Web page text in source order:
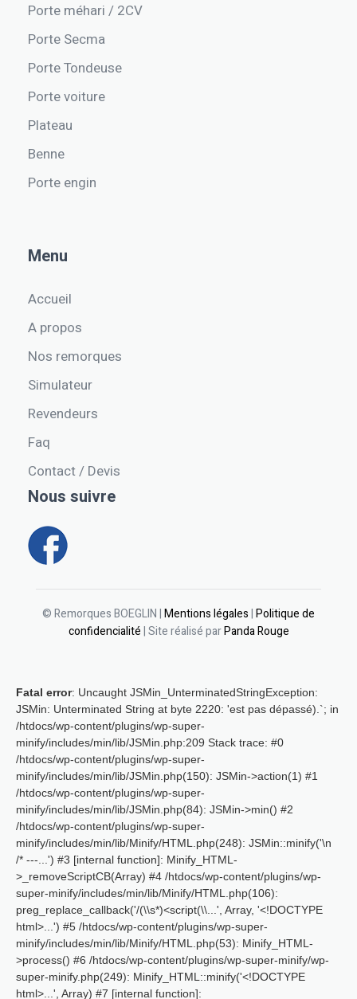
Porte méhari / 2CV
Porte Secma
Porte Tondeuse
Porte voiture
Plateau
Benne
Porte engin
Menu
Accueil
A propos
Nos remorques
Simulateur
Revendeurs
Faq
Contact / Devis
Nous suivre
© Remorques BOEGLIN |Mentions légales|Politique de
confidencialité| Site réalisé parPanda Rouge
Fatal error: Uncaught JSMin_UnterminatedStringException:
JSMin: Unterminated String at byte 2220: 'est pas dépassé).`; in
/htdocs/wp-content/plugins/wp-super-
minify/includes/min/lib/JSMin.php:209 Stack trace: #0
/htdocs/wp-content/plugins/wp-super-
minify/includes/min/lib/JSMin.php(150): JSMin->action(1) #1
/htdocs/wp-content/plugins/wp-super-
minify/includes/min/lib/JSMin.php(84): JSMin->min() #2
/htdocs/wp-content/plugins/wp-super-
minify/includes/min/lib/Minify/HTML.php(248): JSMin::minify('\n
/* ---...') #3 [internal function]: Minify_HTML-
>_removeScriptCB(Array) #4 /htdocs/wp-content/plugins/wp-
super-minify/includes/min/lib/Minify/HTML.php(106):
preg_replace_callback('/(\\s*)<script(\\...', Array, '<!DOCTYPE
html>...') #5 /htdocs/wp-content/plugins/wp-super-
minify/includes/min/lib/Minify/HTML.php(53): Minify_HTML-
>process() #6 /htdocs/wp-content/plugins/wp-super-minify/wp-
super-minify.php(249): Minify_HTML::minify('<!DOCTYPE
html>...', Array) #7 [internal function]: